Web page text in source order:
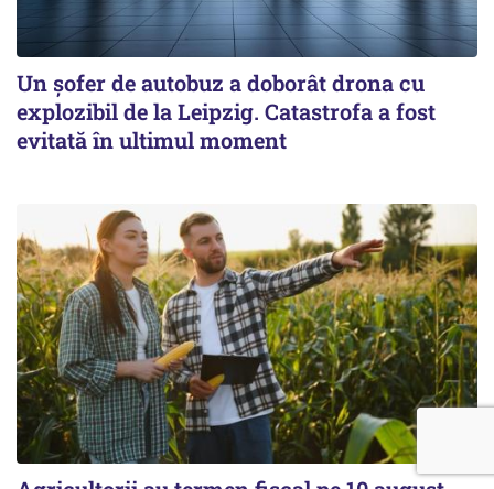
Un șofer de autobuz a doborât drona cu
explozibil de la Leipzig. Catastrofa a fost
evitată în ultimul moment